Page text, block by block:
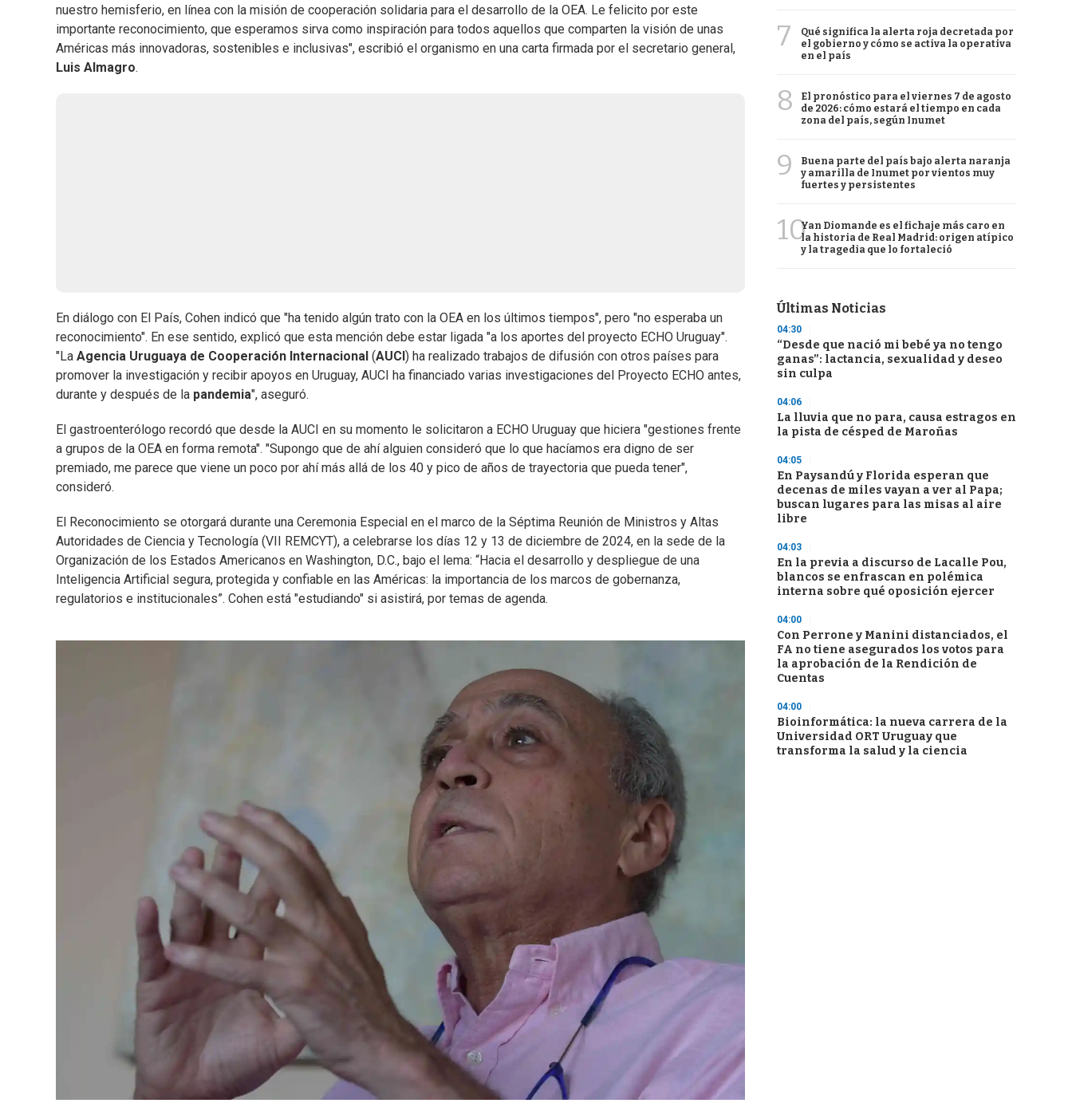
nuestro hemisferio, en línea con la misión de cooperación solidaria para el desarrollo de la OEA. Le felicito por este
importante reconocimiento, que esperamos sirva como inspiración para todos aquellos que comparten la visión de unas
Américas más innovadoras, sostenibles e inclusivas", escribió el organismo en una carta firmada por el secretario general,
Luis Almagro.
En diálogo con El País, Cohen indicó que "ha tenido algún trato con la OEA en los últimos tiempos", pero "no esperaba un
reconocimiento". En ese sentido, explicó que esta mención debe estar ligada "a los aportes del proyecto ECHO Uruguay".
"La Agencia Uruguaya de Cooperación Internacional (AUCI ) ha realizado trabajos de difusión con otros países para
promover la investigación y recibir apoyos en Uruguay, AUCI ha financiado varias investigaciones del Proyecto ECHO antes,
durante y después de la pandemia", aseguró.
El gastroenterólogo recordó que desde la AUCI en su momento le solicitaron a ECHO Uruguay que hiciera "gestiones frente
a grupos de la OEA en forma remota". "Supongo que de ahí alguien consideró que lo que hacíamos era digno de ser
premiado, me parece que viene un poco por ahí más allá de los 40 y pico de años de trayectoria que pueda tener",
consideró.
El Reconocimiento se otorgará durante una Ceremonia Especial en el marco de la Séptima Reunión de Ministros y Altas
Autoridades de Ciencia y Tecnología (VII REMCYT), a celebrarse los días 12 y 13 de diciembre de 2024, en la sede de la
Organización de los Estados Americanos en Washington, D.C., bajo el lema: “Hacia el desarrollo y despliegue de una
Inteligencia Artificial segura, protegida y confiable en las Américas: la importancia de los marcos de gobernanza,
regulatorios e institucionales”. Cohen está "estudiando" si asistirá, por temas de agenda.
7
Qué significa la alerta roja decretada por
el gobierno y cómo se activa la operativa
en el país
8
El pronóstico para el viernes 7 de agosto
de 2026: cómo estará el tiempo en cada
zona del país, según Inumet
9
Buena parte del país bajo alerta naranja
y amarilla de Inumet por vientos muy
fuertes y persistentes
10Yan Diomande es el fichaje más caro en
la historia de Real Madrid: origen atípico
y la tragedia que lo fortaleció
Últimas Noticias
04:30
“Desde que nació mi bebé ya no tengo
ganas”: lactancia, sexualidad y deseo
sin culpa
04:06
La lluvia que no para, causa estragos en
la pista de césped de Maroñas
04:05
En Paysandú y Florida esperan que
decenas de miles vayan a ver al Papa;
buscan lugares para las misas al aire
libre
04:03
En la previa a discurso de Lacalle Pou,
blancos se enfrascan en polémica
interna sobre qué oposición ejercer
04:00
Con Perrone y Manini distanciados, el
FA no tiene asegurados los votos para
la aprobación de la Rendición de
Cuentas
04:00
Bioinformática: la nueva carrera de la
Universidad ORT Uruguay que
transforma la salud y la ciencia